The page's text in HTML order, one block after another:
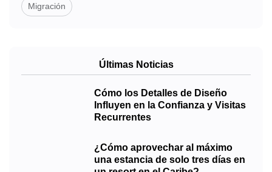
Migración
Últimas Noticias
Cómo los Detalles de Diseño
Influyen en la Confianza y Visitas
Recurrentes
¿Cómo aprovechar al máximo
una estancia de solo tres días en